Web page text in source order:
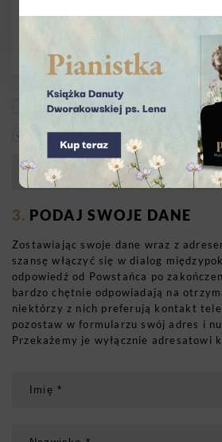
Wysyłam do dowolnego
Wysyłam do wybranego
PODAJ SWOJE DANE
Zostawiając swoje dane wraz z
szansę włączyć się w dialog
odpowiedź od Powstańca po
bardzo chętnie odpowiadają na
niektórzy z nich preferują kontakt
pozostaw w formularzu swój adres i
Przekażemy je wyłącznie adresatowi